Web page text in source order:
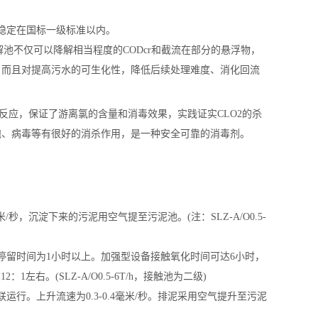
在国标一级标准以内。
不仅可以降解相当程度的CODcr和截流在部分的悬浮物，
且对提高污水的可生化性，降低后续处理难度、消化回流
应，保证了游离氯的含量和消毒效果，实践证实CLO2的杀
病毒等有很好的消杀作用，是一种安全可靠的消毒剂。
/秒，沉淀下来的污泥用空气提至污泥池。(注：SLZ-A/O0.5-
间为1小时以上。加强型设备接触氧化时间可达6小时，
：1左右。(SLZ-A/O0.5-6T/h，接触池为二级)
行。上升流速为0.3-0.4毫米/秒。排泥采用空气提升至污泥